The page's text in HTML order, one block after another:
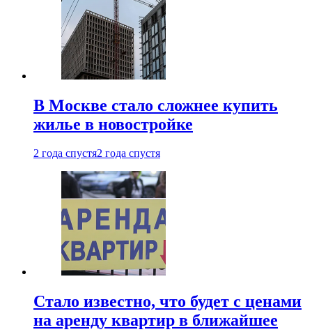
В Москве стало сложнее купить
жилье в новостройке
2 года спустя2 года спустя
Стало известно, что будет с ценами
на аренду квартир в ближайшее